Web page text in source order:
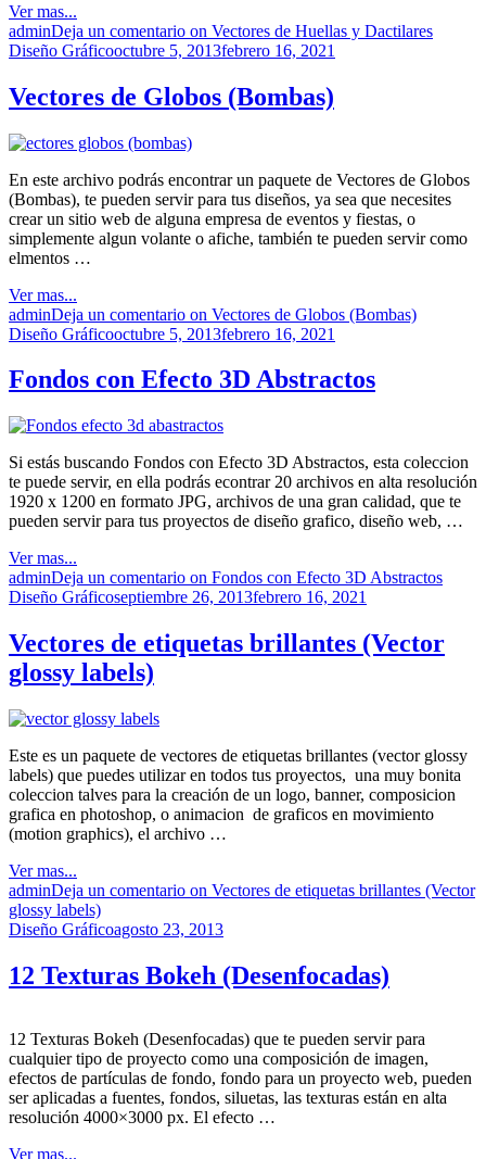
Ver mas...
adminDeja un comentario on Vectores de Huellas y Dactilares
Diseño Gráficooctubre 5, 2013febrero 16, 2021
Vectores de Globos (Bombas)
En este archivo podrás encontrar un paquete de Vectores de Globos
(Bombas), te pueden servir para tus diseños, ya sea que necesites
crear un sitio web de alguna empresa de eventos y fiestas, o
simplemente algun volante o afiche, también te pueden servir como
elmentos …
Ver mas...
adminDeja un comentario on Vectores de Globos (Bombas)
Diseño Gráficooctubre 5, 2013febrero 16, 2021
Fondos con Efecto 3D Abstractos
Si estás buscando Fondos con Efecto 3D Abstractos, esta coleccion
te puede servir, en ella podrás econtrar 20 archivos en alta resolución
1920 x 1200 en formato JPG, archivos de una gran calidad, que te
pueden servir para tus proyectos de diseño grafico, diseño web, …
Ver mas...
adminDeja un comentario on Fondos con Efecto 3D Abstractos
Diseño Gráficoseptiembre 26, 2013febrero 16, 2021
Vectores de etiquetas brillantes (Vector
glossy labels)
Este es un paquete de vectores de etiquetas brillantes (vector glossy
labels) que puedes utilizar en todos tus proyectos, una muy bonita
coleccion talves para la creación de un logo, banner, composicion
grafica en photoshop, o animacion de graficos en movimiento
(motion graphics), el archivo …
Ver mas...
adminDeja un comentario on Vectores de etiquetas brillantes (Vector
glossy labels)
Diseño Gráficoagosto 23, 2013
12 Texturas Bokeh (Desenfocadas)
12 Texturas Bokeh (Desenfocadas) que te pueden servir para
cualquier tipo de proyecto como una composición de imagen,
efectos de partículas de fondo, fondo para un proyecto web, pueden
ser aplicadas a fuentes, fondos, siluetas, las texturas están en alta
resolución 4000×3000 px. El efecto …
Ver mas...